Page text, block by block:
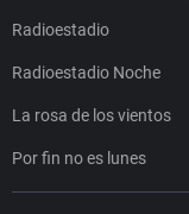
Radioestadio
Radioestadio Noche
La rosa de los vientos
Por fin no es lunes